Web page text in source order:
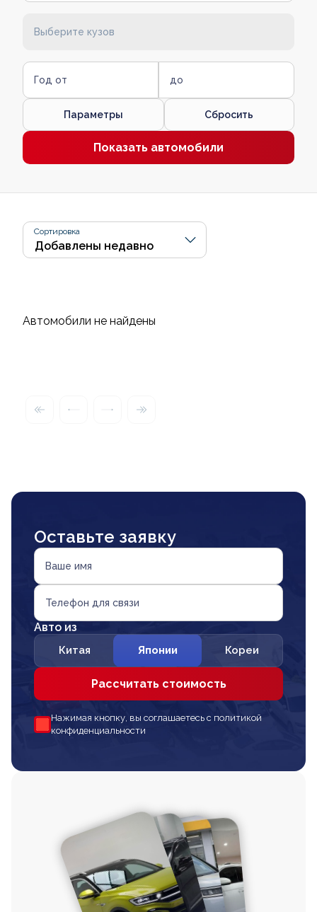
Выберите кузов
Год от до
Параметры Сбросить
Показать автомобили
Сортировка
Автомобили не найдены
Оставьте заявку
Ваше имя
Телефон для связи
Авто из
Китая Японии Кореи
Рассчитать стоимость
Нажимая кнопку, вы соглашаетесь с политикой
конфиденциальности